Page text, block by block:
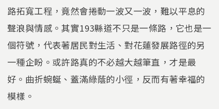
路拓寬工程，竟然會捲動一波又一波，難以平息的
聲浪與情感。其實193縣道不只是一條路，它也是一
個符號，代表著居民對生活、對花蓮發展路徑的另
一種企盼。或許路真的不必越大越筆直，才是最
好。曲折蜿蜒、蓋滿綠蔭的小徑，反而有著幸福的
模樣。